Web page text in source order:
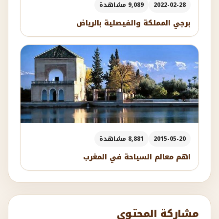
2022-02-28 9,089 مشاهدة
برجي المملكة والفيصلية بالرياض
2015-05-20 8,881 مشاهدة
اهم معالم السياحة في المغرب
مشاركة المحتوى